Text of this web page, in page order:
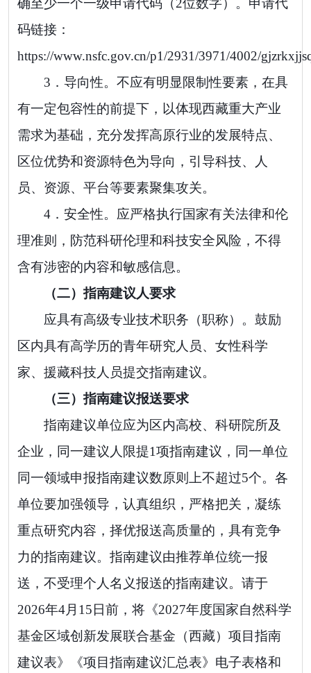
码链接：
https://www.nsfc.gov.cn/p1/2931/3971/4002/
3． 导向性。 不应有明显限制性要素，在具
有一定包容性的前提下， 以体现西藏重大产业
需求为基础，充分发挥高原行业的发展特点、
区位优势和资源特色为导向，引导科技、人
员、资源、平台等要素聚集攻关。
4． 安全性。 应严格执行国家有关法律和伦
理准则，防范科研伦理和科技安全风险，不得
含有涉密的内容和敏感信息。
（二）指南建议人要求
应具有高级专业技术职务（职称）
。鼓励
区内具有高学历的青年研究人员、女性科学
家、援藏科技人员提交指南建议。
（三）指南建议报送要求
指南建议单位应为区内高校、科研院所及
企业，同一建议人限提1项指南建议，同一单位
同一领域申报指南建议数原则上不超过5个。 各
单位要加强领导，认真组织，严格把关，凝练
重点研究内容，择优报送高质量的，具有竞争
力的指南建议。指南建议由推荐单位统一报
送，不受理个人名义报送的指南建议。请于
2026年4月 15日前，将《2027年度国家自然科学
基金区域创新发展联合基金（西藏）项目指南
建议表》《项目指南建议汇总表》电子表格和